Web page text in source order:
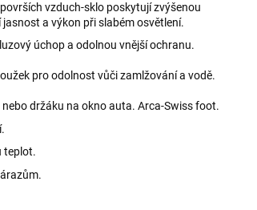
vzduch-sklo poskytují zvýšenou
a výkon při slabém osvětlení.
úchop a odolnou vnější ochranu.
pro odolnost vůči zamlžování a vodě.
držáku na okno auta. Arca-Swiss foot.
teplot.